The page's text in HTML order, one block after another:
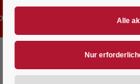
wurde nicht